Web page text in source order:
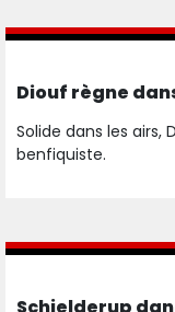
Diouf règne
Solide dans les airs,
benfiquiste.